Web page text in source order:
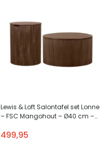
Lewis & Loft Salontafel set Lonne
– FSC Mangohout – Ø40 cm –
Bruin – Set van 2
499,95